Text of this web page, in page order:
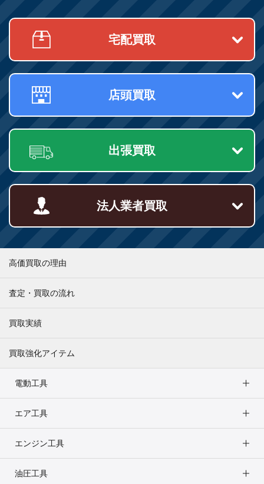
宅配買取
店頭買取
出張買取
法人業者買取
高価買取の理由
査定・買取の流れ
買取実績
買取強化アイテム
電動工具
エア工具
エンジン工具
油圧工具